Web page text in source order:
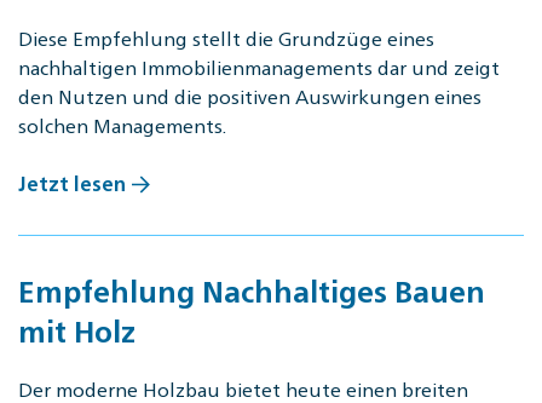
Diese Empfehlung stellt die Grundzüge eines
nachhaltigen Immobilienmanagements dar und zeigt
den Nutzen und die positiven Auswirkungen eines
solchen Managements.
Jetzt lesen
Empfehlung Nachhaltiges Bauen
mit Holz
Der moderne Holzbau bietet heute einen breiten